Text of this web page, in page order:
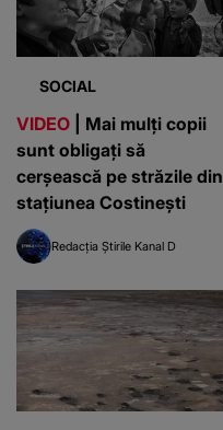
SOCIAL
VIDEO | Mai mulți copii
sunt obligați să
cerșească pe străzile din
stațiunea Costinești
Redacția Știrile Kanal D